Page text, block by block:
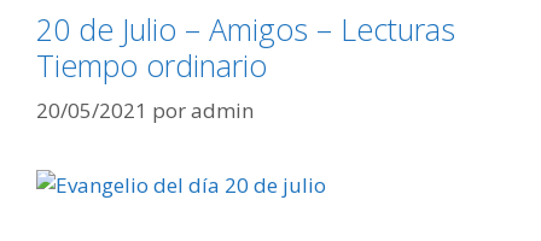
20 de Julio – Amigos – Lecturas
Tiempo ordinario
20/05/2021 poradmin